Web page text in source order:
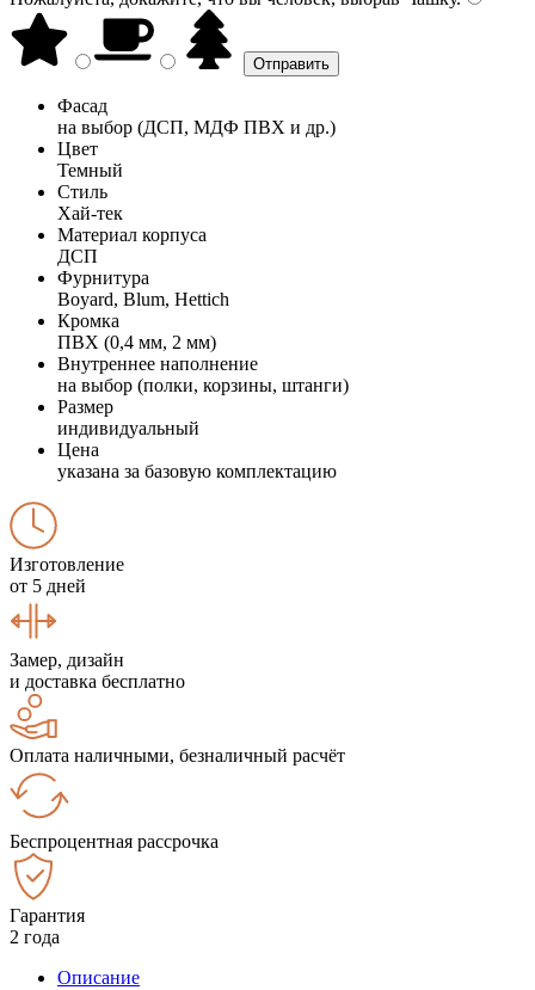
Фасад
на выбор (ДСП, МДФ ПВХ и др.)
Цвет
Темный
Стиль
Хай-тек
Материал корпуса
ДСП
Фурнитура
Boyard, Blum, Hettich
Кромка
ПВХ (0,4 мм, 2 мм)
Внутреннее наполнение
на выбор (полки, корзины, штанги)
Размер
индивидуальный
Цена
указана за базовую комплектацию
Изготовление
от 5 дней
Замер, дизайн
и доставка бесплатно
Оплата наличными, безналичный расчёт
Беспроцентная рассрочка
Гарантия
2 года
Описание